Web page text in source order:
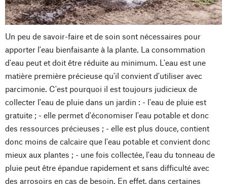
Un peu de savoir-faire et de soin sont nécessaires pour
apporter l'eau bienfaisante à la plante. La consommation
d'eau peut et doit être réduite au minimum. L'eau est une
matière première précieuse qu'il convient d'utiliser avec
parcimonie. C'est pourquoi il est toujours judicieux de
collecter l'eau de pluie dans un jardin : - l'eau de pluie est
gratuite ; - elle permet d'économiser l'eau potable et donc
des ressources précieuses ; - elle est plus douce, contient
donc moins de calcaire que l'eau potable et convient donc
mieux aux plantes ; - une fois collectée, l'eau du tonneau de
pluie peut être épandue rapidement et sans difficulté avec
des arrosoirs en cas de besoin. En effet, dans certaines